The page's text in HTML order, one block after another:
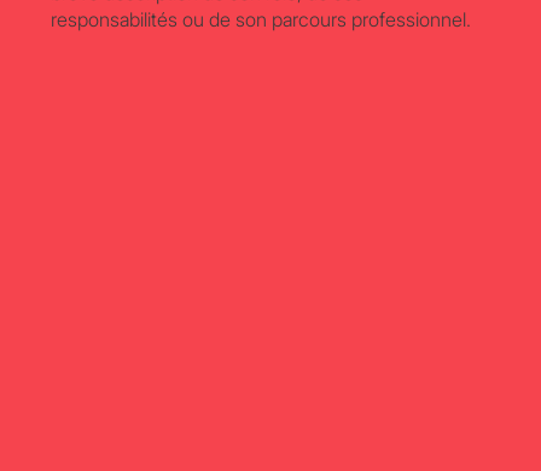
responsabilités ou de son parcours professionnel.